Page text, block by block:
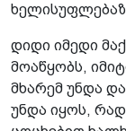
დიდი იმედი
მოაწყობს,
მხარემ უნდა
უნდა იყოს,